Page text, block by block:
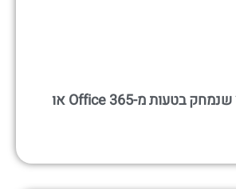
איך לשחזר קובץ שנמחק בטעות מ-Office 365 או